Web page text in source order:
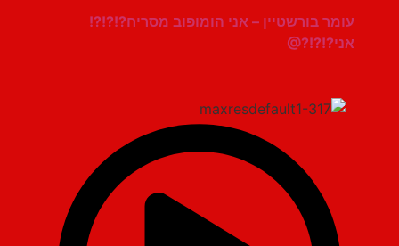
עומר בורשטיין – אני הומופוב מסריח?!?!?!
אני?!?!?@